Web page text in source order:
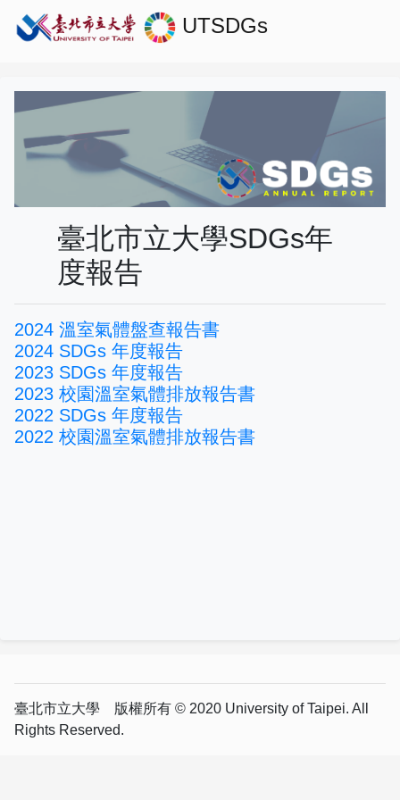
UTSDGs
臺北市立大學SDGs年
度報告
2024 溫室氣體盤查報告書
2024 SDGs 年度報告
2023 SDGs 年度報告
2023 校園溫室氣體排放報告書
2022 SDGs 年度報告
2022 校園溫室氣體排放報告書
臺北市立大學 版權所有 © 2020 University of Taipei. All
Rights Reserved.